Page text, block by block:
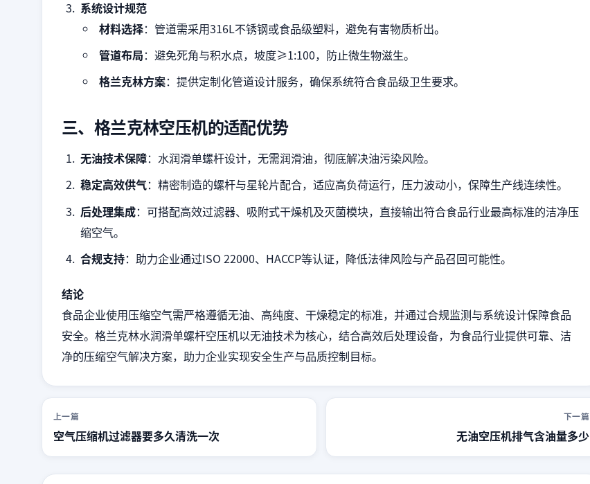
系统设计规范
材料选择：管道需采用316L不锈钢或食品级塑料，避免有害物质析出。
管道布局：避免死角与积水点，坡度≥1:100，防止微生物滋生。
格兰克林方案：提供定制化管道设计服务，确保系统符合食品级卫生要求。
三、格兰克林空压机的适配优势
无油技术保障：水润滑单螺杆设计，无需润滑油，彻底解决油污染风险。
稳定高效供气：精密制造的螺杆与星轮片配合，适应高负荷运行，压力波动小，保障生产线连续性。
后处理集成：可搭配高效过滤器、吸附式干燥机及灭菌模块，直接输出符合食品行业最高标准的洁净压
缩空气。
合规支持：助力企业通过ISO 22000、HACCP等认证，降低法律风险与产品召回可能性。
结论
食品企业使用压缩空气需严格遵循无油、高纯度、干燥稳定的标准，并通过合规监测与系统设计保障食品
安全。格兰克林水润滑单螺杆空压机以无油技术为核心，结合高效后处理设备，为食品行业提供可靠、洁
净的压缩空气解决方案，助力企业实现安全生产与品质控制目标。
上一篇
空气压缩机过滤器要多久清洗一次
下一篇
无油空压机排气含油量多少